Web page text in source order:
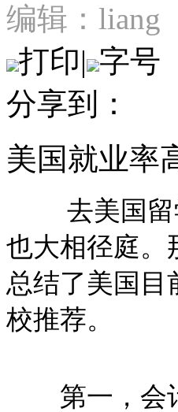
编辑：liang
打印| 字号
分享到：
美国就业率
去美国留学
也大相径庭。
总结了美国目
校推荐。
第一，会计